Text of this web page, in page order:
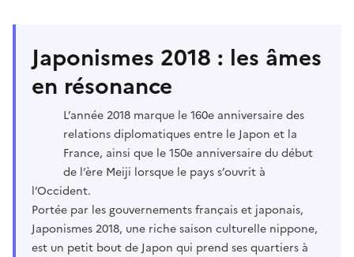
Japonismes 2018 : les âmes
en résonance
L’année 2018 marque le 160e anniversaire des
relations diplomatiques entre le Japon et la
France, ainsi que le 150e anniversaire du début
de l’ère Meiji lorsque le pays s’ouvrit à
l’Occident.
Portée par les gouvernements français et japonais,
Japonismes 2018, une riche saison culturelle nippone,
est un petit bout de Japon qui prend ses quartiers à